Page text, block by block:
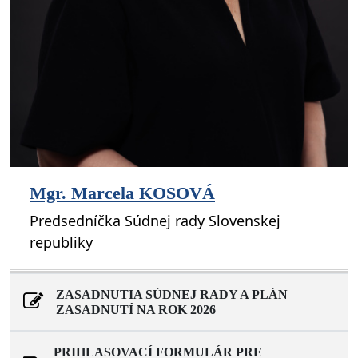
Mgr. Marcela KOSOVÁ
Predsedníčka Súdnej rady Slovenskej
republiky
ZASADNUTIA SÚDNEJ RADY A PLÁN
ZASADNUTÍ NA ROK 2026
PRIHLASOVACÍ FORMULÁR PRE